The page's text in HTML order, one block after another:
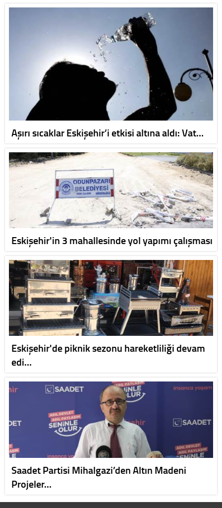
Aşırı sıcaklar Eskişehir’i etkisi altına aldı: Vat…
Eskişehir'in 3 mahallesinde yol yapımı çalışması
Eskişehir'de piknik sezonu hareketliliği devam
edi…
Saadet Partisi Mihalgazi’den Altın Madeni
Projeler…